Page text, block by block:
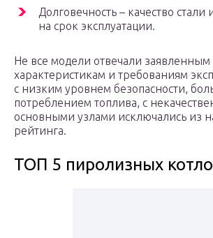
Долговечность – качество стали
на срок эксплуатации.
Не все модели отвечали заявленным
характеристикам и требованиям
с низким уровнем безопасности,
потреблением топлива, с
основными узлами исключались из
рейтинга.
ТОП 5 пиролизных